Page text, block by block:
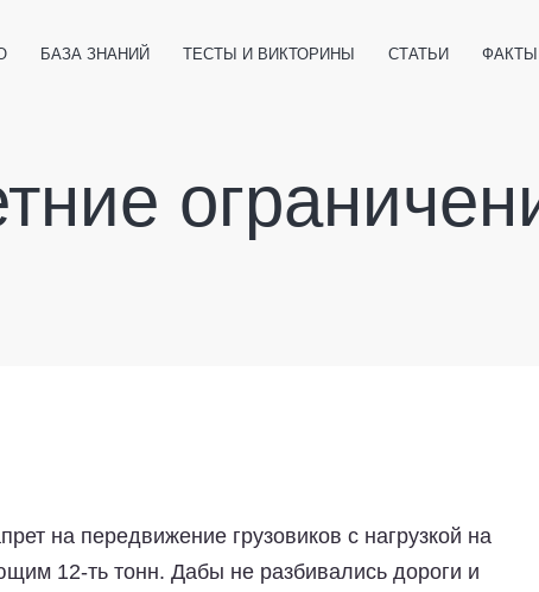
БАЗА ЗНАНИЙ ТЕСТЫ И ВИКТОРИНЫ СТАТЬИ ФАКТЫ
на передвижение грузовиков с нагрузкой на
12-ть тонн. Дабы не разбивались дороги и